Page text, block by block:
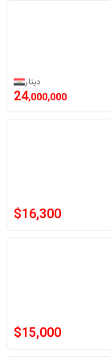
دينار
24,000,000
$16,300
$15,000